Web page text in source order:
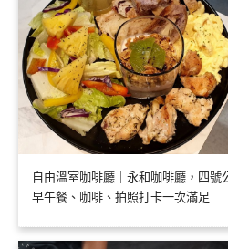
自由溫室咖啡廳｜永和咖啡廳，四號
早午餐、咖啡、拍照打卡一次滿足